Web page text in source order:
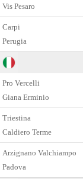
Vis Pesaro
Carpi
Perugia
Pro Vercelli
Giana Erminio
Triestina
Caldiero Terme
Arzignano Valchiampo
Padova